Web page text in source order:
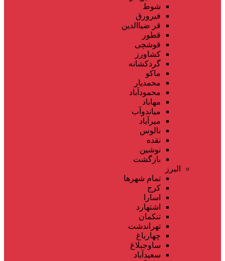
شوط
فیرورق
قر ضیاالدین
قطور
قوشچی
کشاورز
گردکشانه
ماکو
محمدیار
محمودآباد
مهاباد
میاندوآب
میرآباد
نالوس
نقده
نوشین
بازگشت
البرز
تمام شهر‌ها
کرج
اسارا
اشتهارد
تنکمان
تهراندشت
چهارباغ
ساوجبلاغ
سعیدآباد